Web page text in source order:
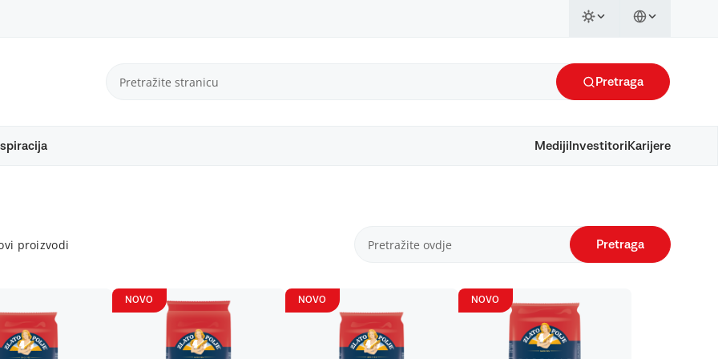
Pretraga
Mediji Investitori Karijere
proizvodi Pretraga
NOVO NOVO NOVO